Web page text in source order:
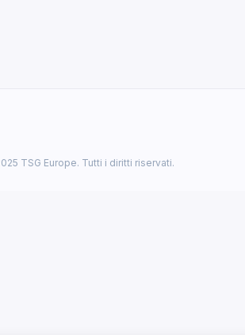
TSG Europe. Tutti i diritti riservati.